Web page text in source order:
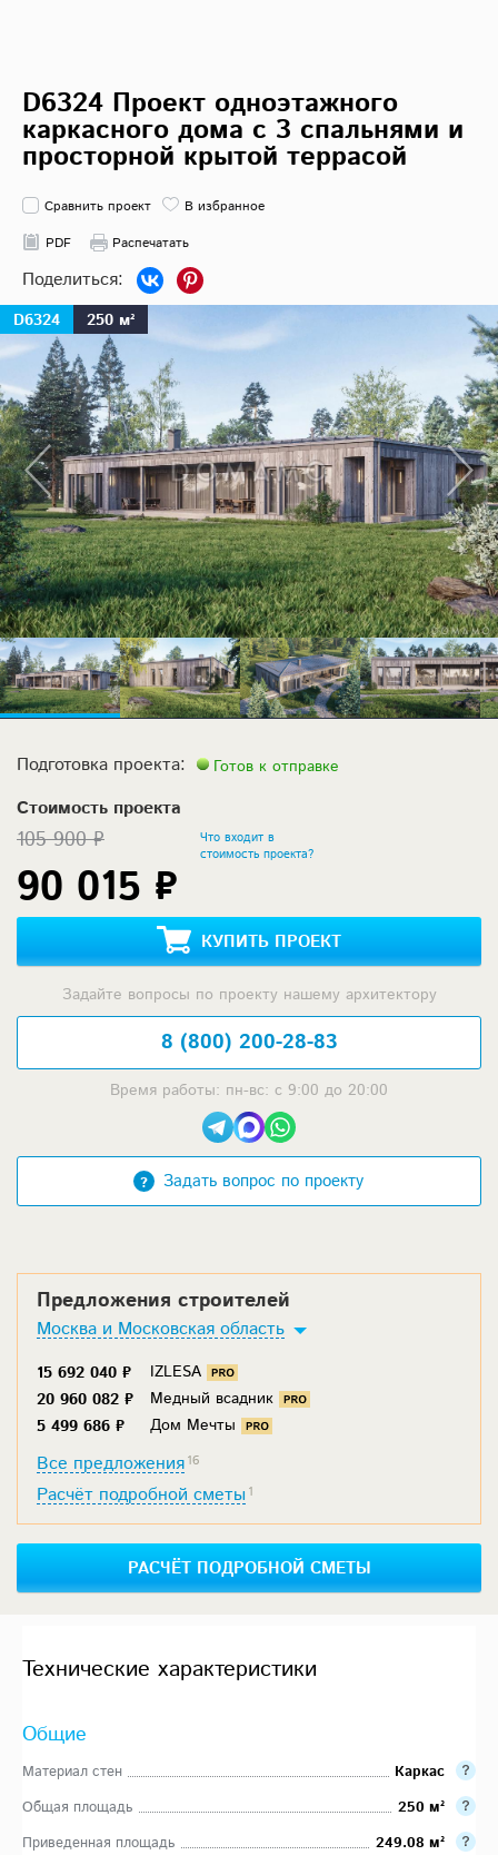
D6324 Проект одноэтажного
каркасного дома с 3 спальнями и
просторной крытой террасой
Сравнить проект
В избранное
PDF
Распечатать
D6324 250 м²
Подготовка проекта: Готов к отправке
Стоимость проекта
105 900 ₽
90 015 ₽
Что входит в
стоимость проекта?
КУПИТЬ ПРОЕКТ
Задайте вопросы по проекту нашему архитектору
8 (800) 200-28-83
Время работы: пн-вс: с 9:00 до 20:00
Задать вопрос по проекту
Предложения строителей
Москва и Московская область
15 692 040 ₽
IZLESA
20 960 082 ₽
Медный всадник
5 499 686 ₽
Дом Мечты
Все предложения16
Расчёт подробной сметы 1
РАСЧЁТ ПОДРОБНОЙ СМЕТЫ
Технические характеристики
Общие
Материал стен
Каркас
Общая площадь
250 м²
Приведенная площадь
249.08 м²